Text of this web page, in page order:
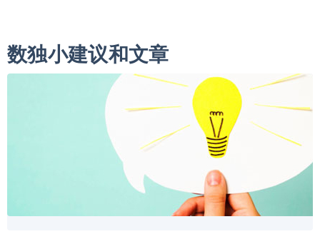
数独小建议和文章